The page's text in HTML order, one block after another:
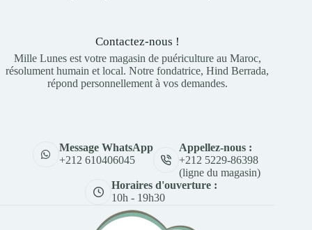
Contactez-nous !
Mille Lunes est votre magasin de puériculture au Maroc,
résolument humain et local. Notre fondatrice, Hind Berrada,
répond personnellement à vos demandes.
Message WhatsApp
+212 610406045
Appellez-nous :
+212 5229-86398
(ligne du magasin)
Horaires d'ouverture :
10h - 19h30